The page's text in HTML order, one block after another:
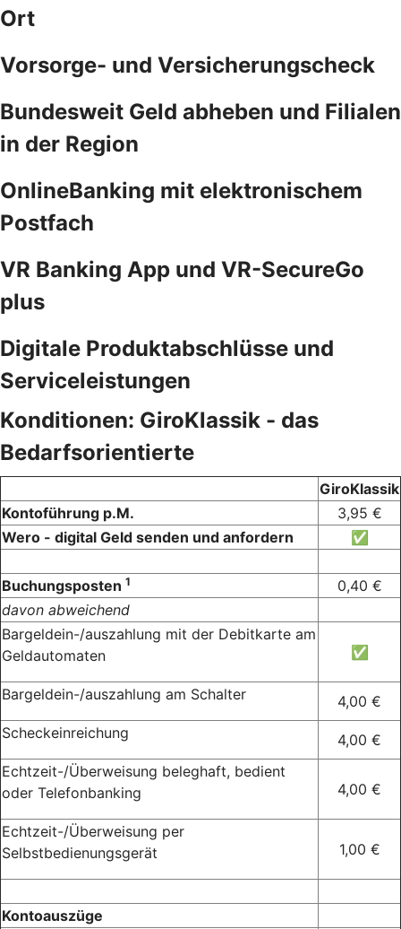
Ort
Vorsorge- und Versicherungscheck
Bundesweit Geld abheben und Filialen
in der Region
OnlineBanking mit elektronischem
Postfach
VR Banking App und VR-SecureGo
plus
Digitale Produktabschlüsse und
Serviceleistungen
Konditionen: GiroKlassik - das
Bedarfsorientierte
GiroKlassik
Kontoführung p.M.
3,95 €
Wero - digital Geld senden und anfordern
✅
Buchungsposten 1
0,40 €
davon abweichend
Bargeldein-/auszahlung mit der Debitkarte am
Geldautomaten
✅
Bargeldein-/auszahlung am Schalter
4,00 €
Scheckeinreichung
4,00 €
Echtzeit-/Überweisung beleghaft, bedient
oder Telefonbanking
4,00 €
Echtzeit-/Überweisung per
Selbstbedienungsgerät
1,00 €
Kontoauszüge